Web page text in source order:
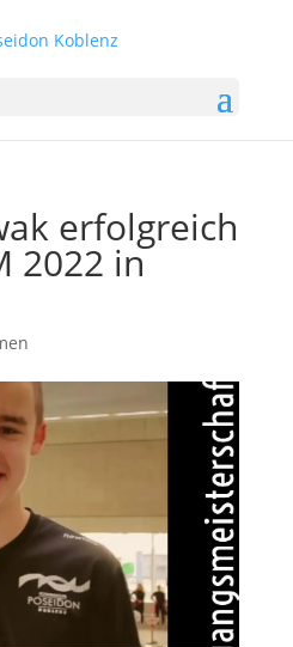
erfolgreich
2022 in